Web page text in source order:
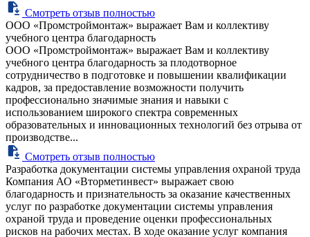
Смотреть отзыв полностью
ООО «Промстроймонтаж» выражает Вам и коллективу
учебного центра благодарность
ООО «Промстроймонтаж» выражает Вам и коллективу
учебного центра благодарность за плодотворное
сотрудничество в подготовке и повышении квалификации
кадров, за предоставление возможности получить
профессионально значимые знания и навыки с
использованием широкого спектра современных
образовательных и инновационных технологий без отрыва от
производстве...
Смотреть отзыв полностью
Разработка документации системы управления охраной труда
Компания АО «Вторметинвест» выражает свою
благодарность и признательность за оказание качественных
услуг по разработке документации системы управления
охраной труда и проведение оценки профессиональных
рисков на рабочих местах. В ходе оказание услуг компания